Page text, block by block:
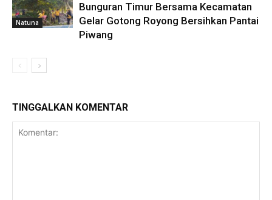
Natuna
Bunguran Timur Bersama Kecamatan
Gelar Gotong Royong Bersihkan Pantai
Piwang
TINGGALKAN KOMENTAR